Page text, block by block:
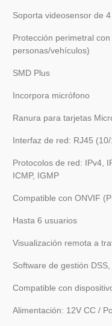
Soporta videosensor de
Protección perimetral
personas/vehículos)
SMD Plus
Incorpora micrófono
Ranura para tarjetas
Interfaz de red: RJ45
Protocolos de red: IPv4,
ICMP, IGMP
Compatible con ONVIF
Hasta 6 usuarios
Visualización remota a
Software de gestión DSS,
Compatible con
Alimentación: 12V CC /